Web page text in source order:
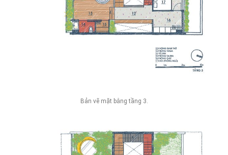
Bản vẽ mặt bằng tầng 3.